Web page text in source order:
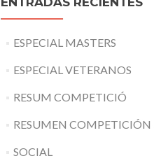
ESPECIAL MASTERS
ESPECIAL VETERANOS
RESUM COMPETICIÓ
RESUMEN COMPETICIÓN
SOCIAL